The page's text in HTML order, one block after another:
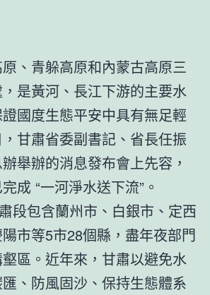
、青躲高原和內蒙古高原三
是黃河、長江下游的主要水
國度生態平安中具有無足輕
甘肅省委副書記、省長任振
舉辦的消息發布會上先容，
成 “一河淨水送下流”。
段包含蘭州市、白銀市、定西
市等5市28個縣，盡年夜部門
區。近年來，甘肅以避免水
、防風固沙、保持生態體系